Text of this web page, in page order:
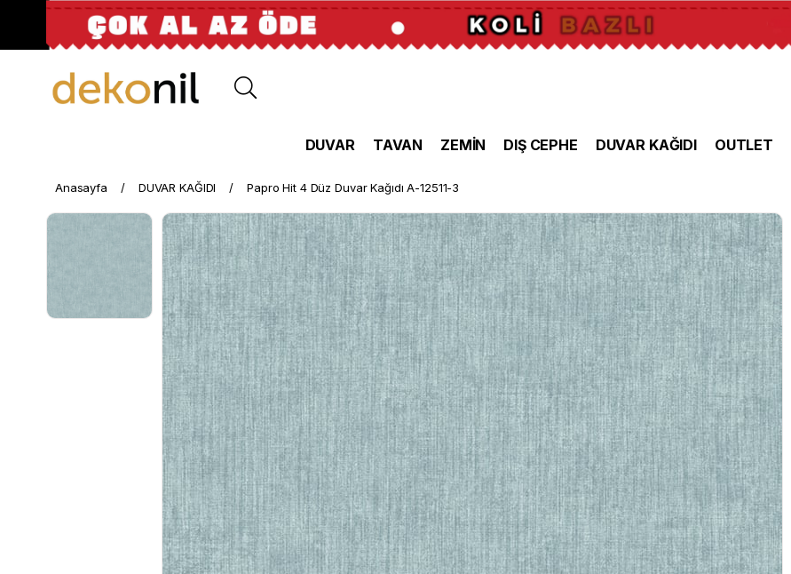
DUVAR TAVAN ZEMİN DIŞ CEPHE DUVAR KAĞIDI OUTLET
Anasayfa DUVAR KAĞIDI Papro Hit 4 Düz Duvar Kağıdı A-12511-3